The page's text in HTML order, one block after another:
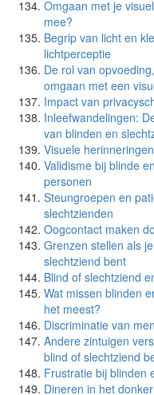
Omgaan met je
mee?
Begrip van licht en
lichtperceptie
De rol van
omgaan met een
Impact van
Inleefwandelingen:
van blinden en
Visuele
Validisme bij blinde
personen
Steungroepen en
slechtzienden
Oogcontact maken
Grenzen stellen als
slechtziend bent
Blind of slechtziend
Wat missen blinden
het meest?
Discriminatie van
Andere zintuigen
blind of slechtziend
Frustratie bij blinden
Dineren in het